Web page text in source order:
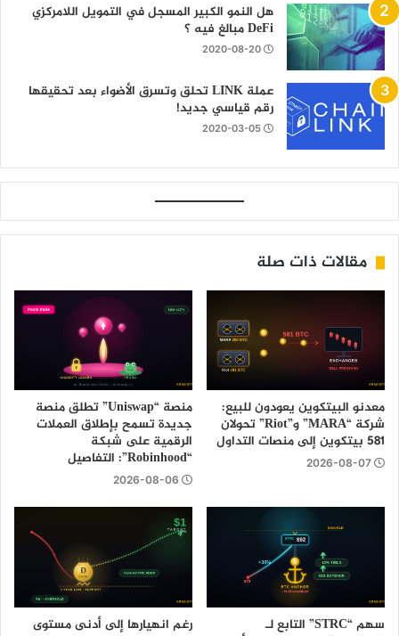
هل النمو الكبير المسجل في التمويل اللامركزي
DeFi مبالغ فيه ؟
2020-08-20
عملة LINK تحلق وتسرق الأضواء بعد تحقيقها
رقم قياسي جديد!
2020-03-05
مقالات ذات صلة
معدنو البيتكوين يعودون للبيع:
شركة “MARA” و”Riot” تحولان
581 بيتكوين إلى منصات التداول
2026-08-07
منصة “Uniswap” تطلق منصة
جديدة تسمح بإطلاق العملات
الرقمية على شبكة
“Robinhood”: التفاصيل
2026-08-06
سهم “STRC” التابع لـ
رغم انهيارها إلى أدنى مستوى